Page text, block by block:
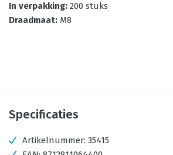
In verpakking: 200 stuks
Draadmaat: M8
Specificaties
Artikelnummer: 35415